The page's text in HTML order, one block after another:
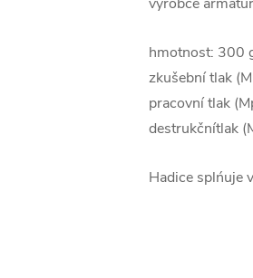
hmotnost: 300
zkušební tlak
pracovní tlak
destrukčnítlak
Hadice splńuje